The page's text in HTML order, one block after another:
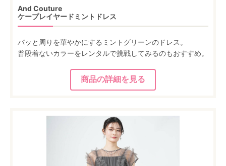
And Couture
ケープレイヤードミントドレス
パッと周りを華やかにするミントグリーンのドレス。
普段着ないカラーをレンタルで挑戦してみるのもおすすめ。